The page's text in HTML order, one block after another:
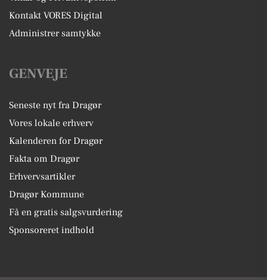
Kontakt VORES Digital
Administrer samtykke
GENVEJE
Seneste nyt fra Dragør
Vores lokale erhverv
Kalenderen for Dragør
Fakta om Dragør
Erhvervsartikler
Dragør Kommune
Få en gratis salgsvurdering
Sponsoreret indhold